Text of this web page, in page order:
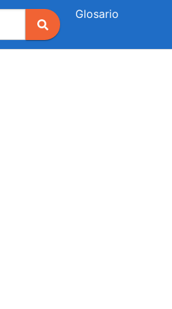
Glosario